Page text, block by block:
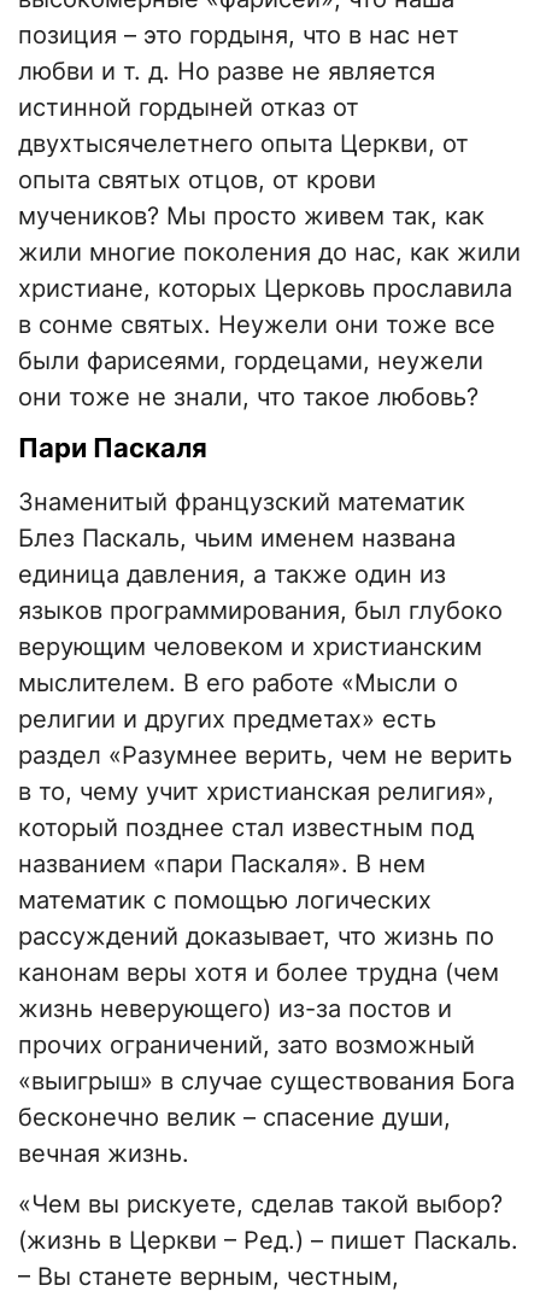
позиция – это гордыня, что в нас нет
любви и т. д. Но разве не является
истинной гордыней отказ от
двухтысячелетнего опыта Церкви, от
опыта святых отцов, от крови
мучеников? Мы просто живем так, как
жили многие поколения до нас, как жили
христиане, которых Церковь прославила
в сонме святых. Неужели они тоже все
были фарисеями, гордецами, неужели
они тоже не знали, что такое любовь?
Пари Паскаля
Знаменитый французский математик
Блез Паскаль, чьим именем названа
единица давления, а также один из
языков программирования, был глубоко
верующим человеком и христианским
мыслителем. В его работе «Мысли о
религии и других предметах» есть
раздел «Разумнее верить, чем не верить
в то, чему учит христианская религия»,
который позднее стал известным под
названием «пари Паскаля». В нем
математик с помощью логических
рассуждений доказывает, что жизнь по
канонам веры хотя и более трудна (чем
жизнь неверующего) из-за постов и
прочих ограничений, зато возможный
«выигрыш» в случае существования Бога
бесконечно велик – спасение души,
вечная жизнь.
«Чем вы рискуете, сделав такой выбор?
(жизнь в Церкви – Ред.) – пишет Паскаль.
– Вы станете верным, честным,